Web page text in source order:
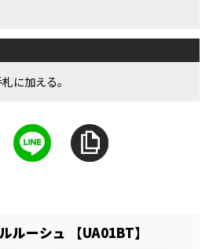
に加える。
ルーシュ 【UA01BT】